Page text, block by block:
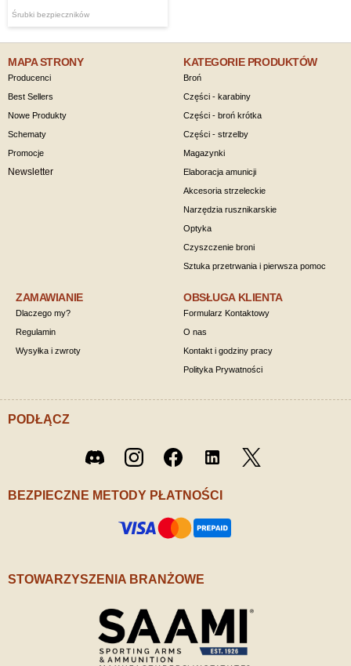
Śrubki bezpieczników
MAPA STRONY
Producenci
Best Sellers
Nowe Produkty
Schematy
Promocje
Newsletter
KATEGORIE PRODUKTÓW
Broń
Części - karabiny
Części - broń krótka
Części - strzelby
Magazynki
Elaboracja amunicji
Akcesoria strzeleckie
Narzędzia rusznikarskie
Optyka
Czyszczenie broni
Sztuka przetrwania i pierwsza pomoc
ZAMAWIANIE
Dlaczego my?
Regulamin
Wysyłka i zwroty
OBSŁUGA KLIENTA
Formularz Kontaktowy
O nas
Kontakt i godziny pracy
Polityka Prywatności
PODŁĄCZ
Discord Instagram Facebook LinkedIn
BEZPIECZNE METODY PŁATNOŚCI
STOWARZYSZENIA BRANŻOWE